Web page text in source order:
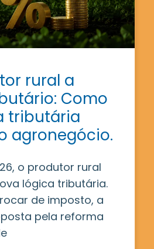
rural a
Como
tributária
agronegócio.
o produtor rural
lógica tributária.
de imposto, a
pela reforma